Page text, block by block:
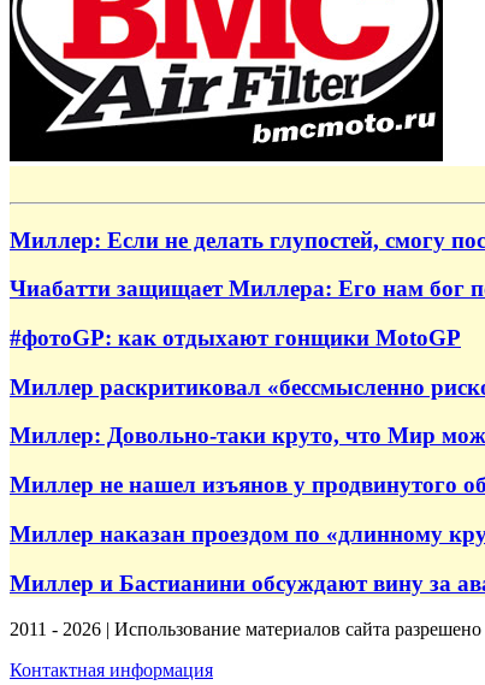
Миллер: Если не делать глупостей, смогу
Чиабатти защищает Миллера: Его нам бог
#фотоGP: как отдыхают гонщики MotoGP
Миллер раскритиковал «бессмысленно
Миллер: Довольно-таки круто, что Мир
Миллер не нашел изъянов у продвинутого
Миллер наказан проездом по «длинному
Миллер и Бастианини обсуждают вину за
2011 - 2026 | Использование материалов сайта
Контактная информация